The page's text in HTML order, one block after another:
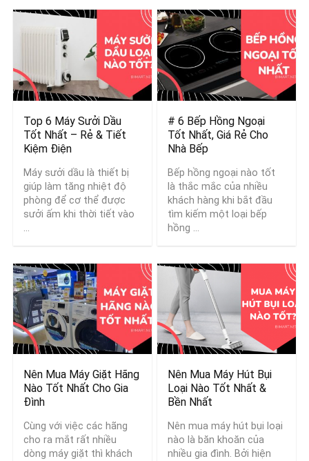
Top 6 Máy Sưởi Dầu
Tốt Nhất – Rẻ & Tiết
Kiệm Điện
Máy sưởi dầu là thiết bị
giúp làm tăng nhiệt độ
phòng để cơ thể được
sưởi ấm khi thời tiết vào
...
# 6 Bếp Hồng Ngoại
Tốt Nhất, Giá Rẻ Cho
Nhà Bếp
Bếp hồng ngoại nào tốt
là thắc mắc của nhiều
khách hàng khi bắt đầu
tìm kiếm một loại bếp
hồng ...
Nên Mua Máy Giặt Hãng
Nào Tốt Nhất Cho Gia
Đình
Cùng với việc các hãng
cho ra mắt rất nhiều
dòng máy giặt thì khách
Nên Mua Máy Hút Bụi
Loại Nào Tốt Nhất &
Bền Nhất
Nên mua máy hút bụi loại
nào là băn khoăn của
nhiều gia đình. Bởi hiện